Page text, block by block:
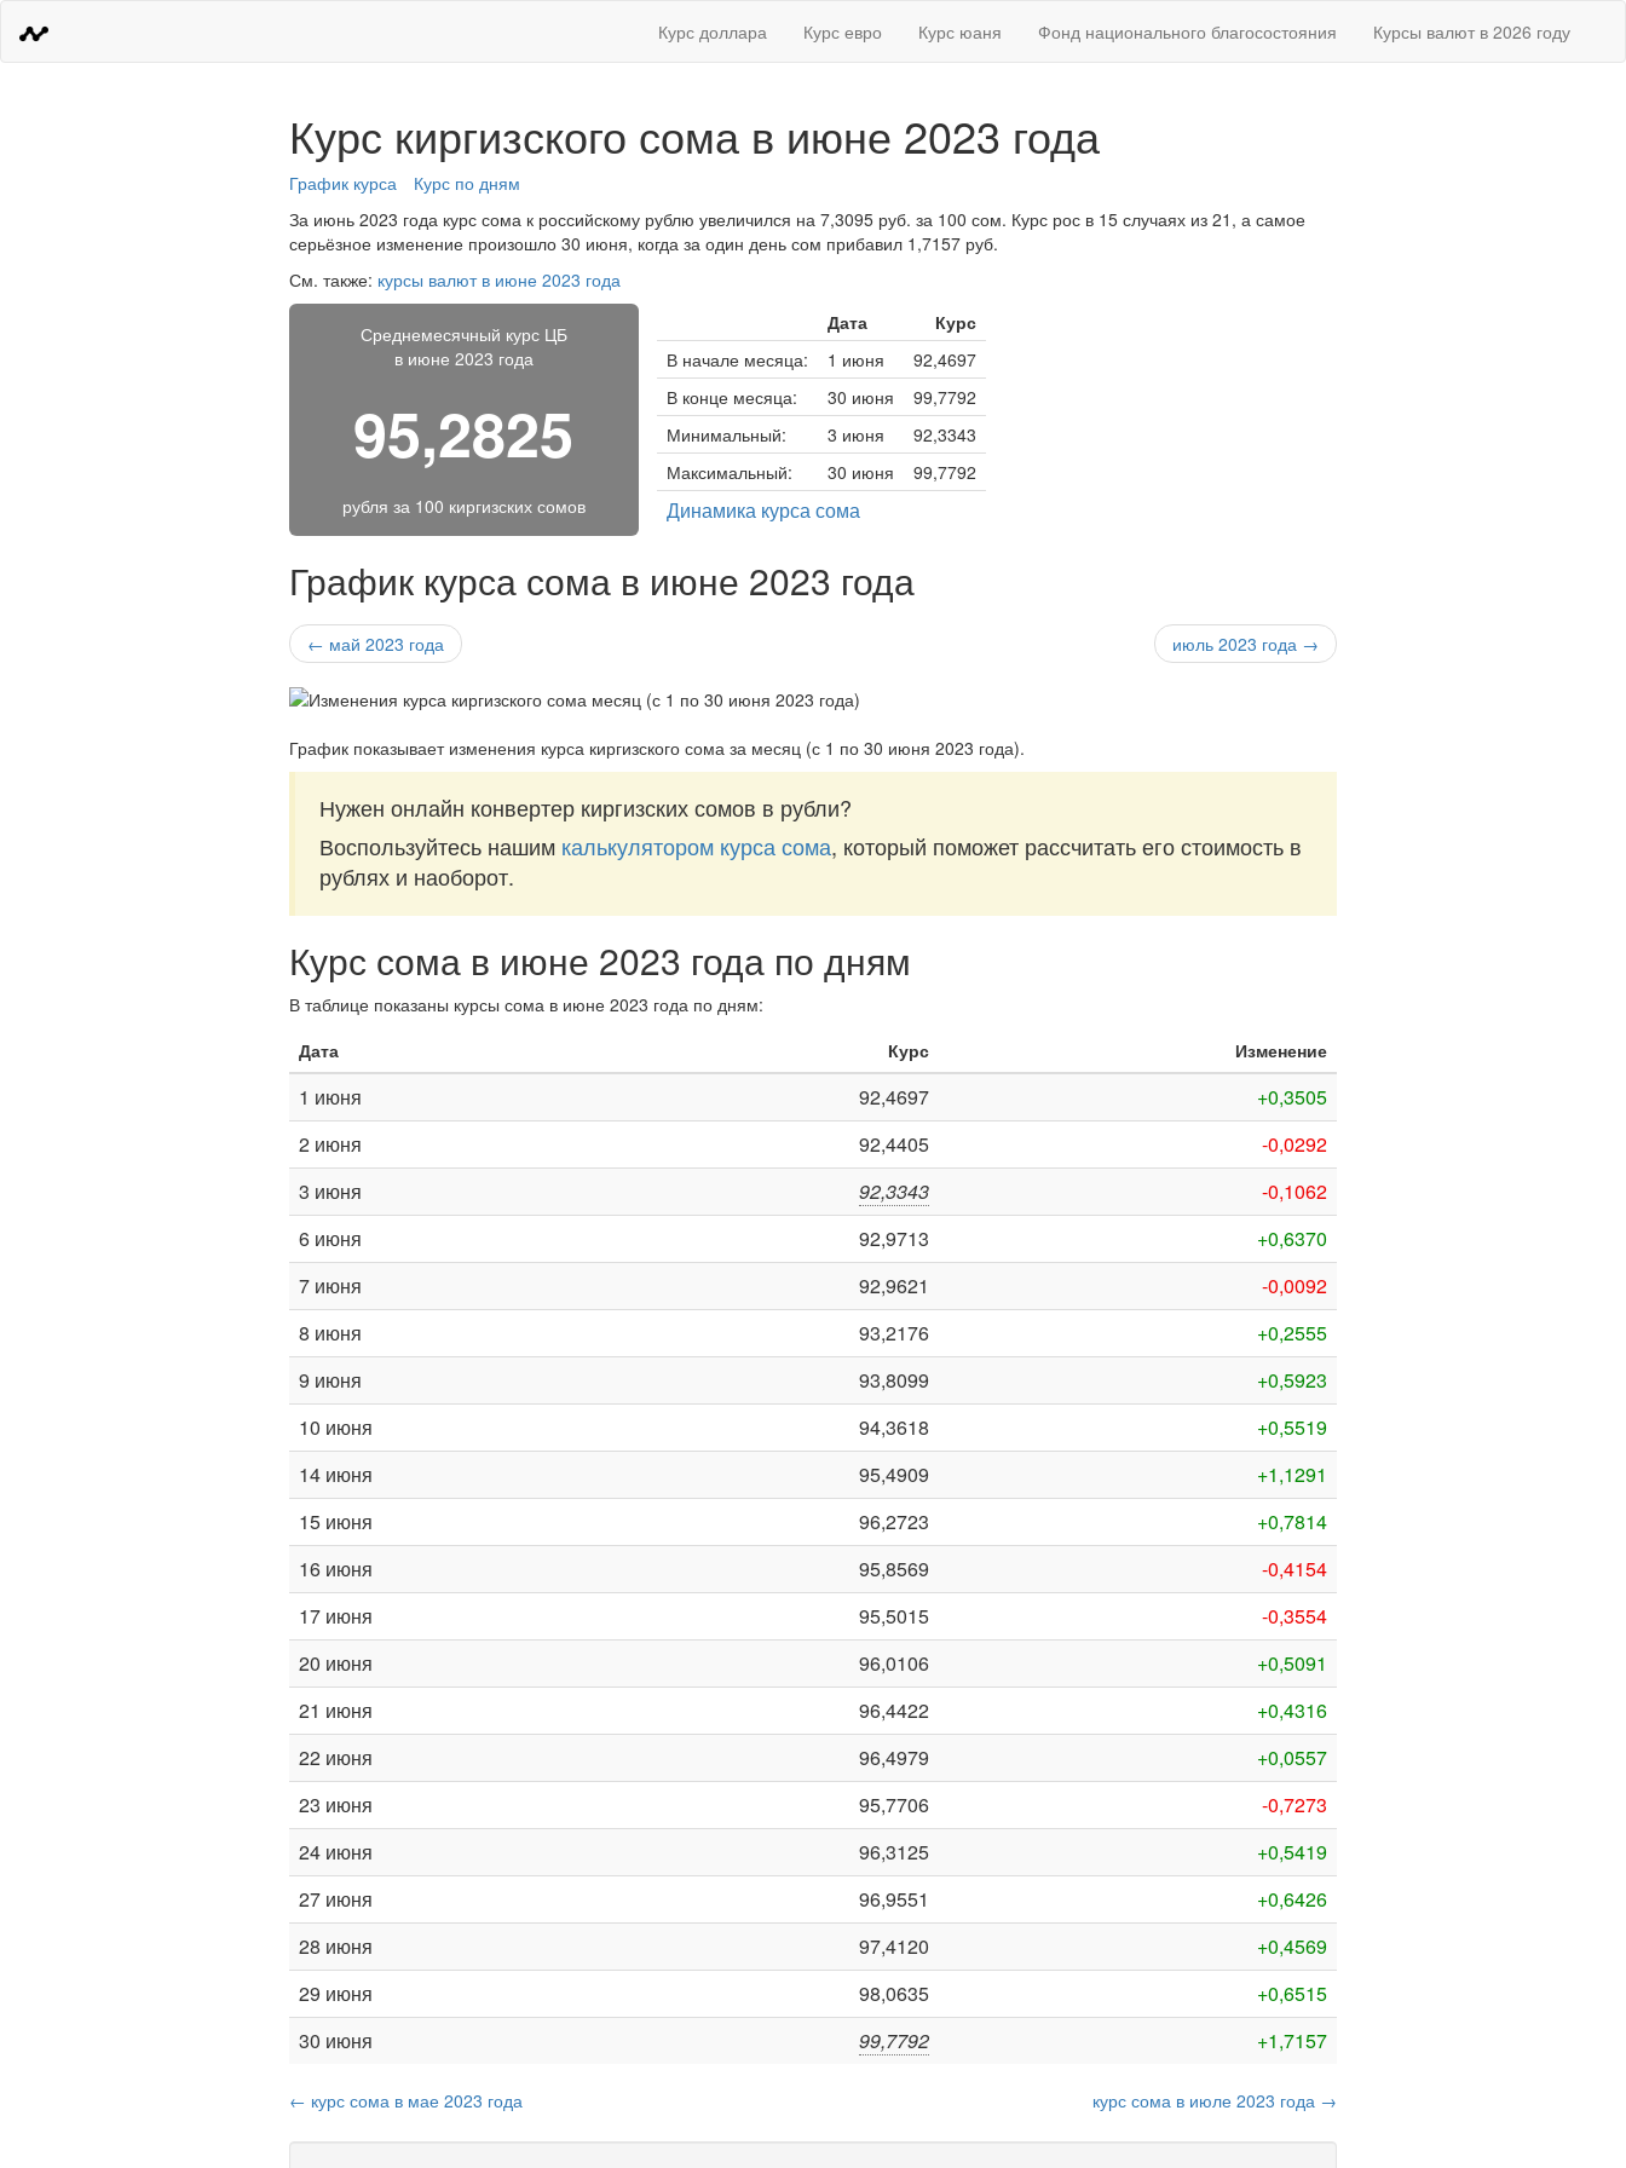
Курс доллара Курс евро Курс юаня Фонд национального благосостояния Курсы валют в 2026 году
Курс киргизского сома в июне 2023 года
График курса
Курс по дням
За июнь 2023 года курс сома к российскому рублю увеличился на 7,3095 руб. за 100 сом. Курс рос в 15 случаях из 21, а самое
серьёзное изменение произошло 30 июня, когда за один день сом прибавил 1,7157 руб.
См. также: курсы валют в июне 2023 года
Среднемесячный курс ЦБ
в июне 2023 года
95,2825
рубля за 100 киргизских сомов
Дата
Курс
В начале месяца:
1 июня
92,4697
В конце месяца:
30 июня
99,7792
Минимальный:
3 июня
92,3343
Максимальный:
30 июня 99,7792
Динамика курса сома
График курса сома в июне 2023 года
← май 2023 года июль 2023 года →
График показывает изменения курса киргизского сома за месяц (с 1 по 30 июня 2023 года).
Нужен онлайн конвертер киргизских сомов в рубли?
Воспользуйтесь нашим калькулятором курса сома, который поможет рассчитать его стоимость в
рублях и наоборот.
Курс сома в июне 2023 года по дням
В таблице показаны курсы сома в июне 2023 года по дням:
Дата
Курс Изменение
1 июня 92,4697
+0,3505
2 июня
92,4405
-0,0292
3 июня
92,3343
-0,1062
6 июня
92,9713
+0,6370
7 июня
92,9621
-0,0092
8 июня
93,2176
+0,2555
9 июня
93,8099
+0,5923
10 июня
94,3618
+0,5519
14 июня
95,4909
+1,1291
15 июня
96,2723
+0,7814
16 июня
95,8569
-0,4154
17 июня
95,5015
-0,3554
20 июня
96,0106
+0,5091
21 июня
96,4422
+0,4316
22 июня
96,4979
+0,0557
23 июня
95,7706
-0,7273
24 июня
96,3125
+0,5419
27 июня
96,9551
+0,6426
28 июня
97,4120
+0,4569
29 июня
98,0635
+0,6515
30 июня
99,7792 +1,7157
← курс сома в мае 2023 года курс сома в июле 2023 года →